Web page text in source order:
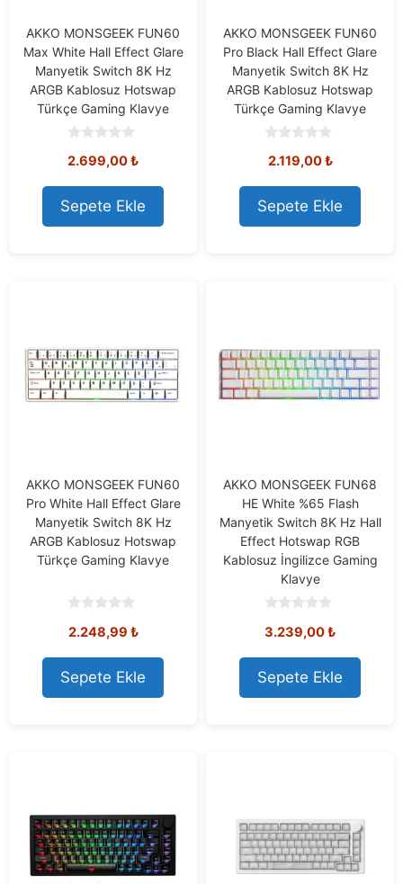
AKKO MONSGEEK FUN60
Max White Hall Effect Glare
Manyetik Switch 8K Hz
ARGB Kablosuz Hotswap
Türkçe Gaming Klavye
o
t
o
f
5
2.699,00₺
Sepete Ekle
AKKO MONSGEEK FUN60
Pro Black Hall Effect Glare
Manyetik Switch 8K Hz
ARGB Kablosuz Hotswap
Türkçe Gaming Klavye
o
t
o
f
5
2.119,00₺
Sepete Ekle
AKKO MONSGEEK FUN60
Pro White Hall Effect Glare
Manyetik Switch 8K Hz
ARGB Kablosuz Hotswap
Türkçe Gaming Klavye
o
t
o
f
5
2.248,99 ₺
Sepete Ekle
AKKO MONSGEEK FUN68
HE White %65 Flash
Manyetik Switch 8K Hz Hall
Effect Hotswap RGB
Kablosuz İngilizce Gaming
Klavye
o
t
o
f
5
3.239,00₺
Sepete Ekle